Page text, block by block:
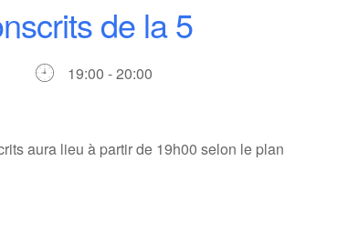
de la 5
19:00 - 20:00
aura lieu à partir de 19h00 selon le plan